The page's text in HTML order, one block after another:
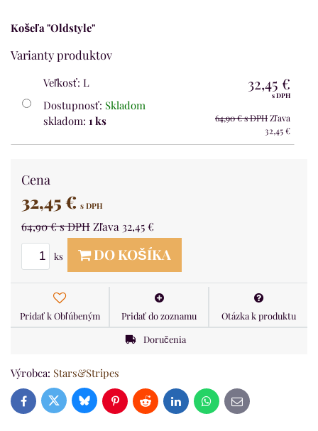
Košeľa "Oldstyle"
Varianty produktov
Veľkosť: L
Dostupnosť: Skladom
skladom: 1 ks
32,45 €
s DPH
64,90 €s DPHZľava
32,45 €
Cena
32,45 € s DPH
64,90 €s DPH Zľava 32,45 €
ks DO KOŠÍKA
Pridať k Obľúbeným Pridať do zoznamu
Otázka k produktu
Doručenia
Výrobca: Stars&Stripes
FacebookTwitterBlueskyPinterestReddit LinkedInWhatsApp
E-
mail